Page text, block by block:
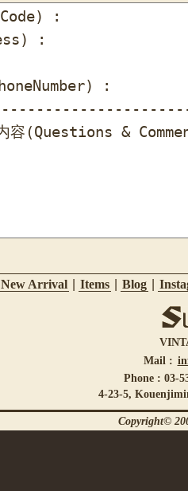
New Arrival Items Blog
Mail :
Phone : 03-
4-23-5,
Copyright©